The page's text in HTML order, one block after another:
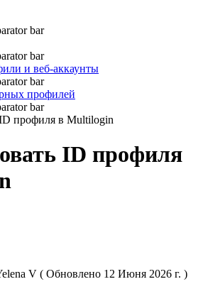
и веб-аккаунты
профилей
профиля в Multilogin
ID профиля
V ( Обновлено 12 Июня 2026 г. )